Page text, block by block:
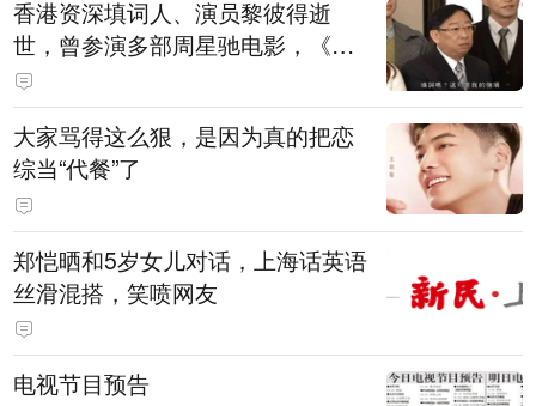
香港资深填词人、演员黎彼得逝
世，曾参演多部周星驰电影，《财
神到》由他填词
大家骂得这么狠，是因为真的把恋
综当“代餐”了
郑恺晒和5岁女儿对话，上海话英语
丝滑混搭，笑喷网友
电视节目预告